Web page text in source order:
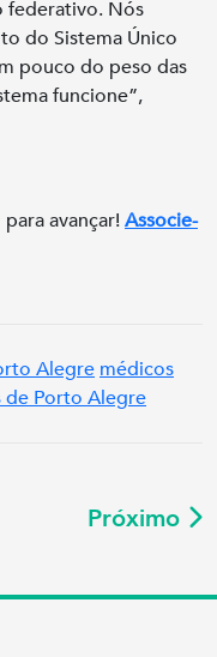
federativo. Nós
do Sistema Único
pouco do peso das
funcione”,
avançar!Associe-
Alegre médicos
de Porto Alegre
Próximo